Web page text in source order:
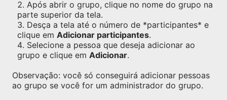
Após abrir o grupo, clique no nome do grupo na
parte superior da tela.
Desça a tela até o número de *participantes* e
clique em Adicionar participantes.
Selecione a pessoa que deseja adicionar ao
grupo e clique em Adicionar.
Observação: você só conseguirá adicionar pessoas
ao grupo se você for um administrador do grupo.